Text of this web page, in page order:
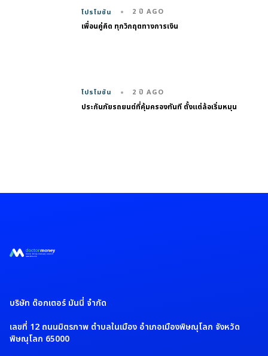
โปรโมชัน 2 ปี AGO
เพื่อนคู่คิด ทุกวิกฤตทางการเงิน
โปรโมชัน 2 ปี AGO
ประกันภัยรถยนต์ที่คุ้มครองทันที ตั้งแต่ล้อเริ่มหมุน
บริษัท ด๊อกเตอร์ มันนี่ จำกัด
เลขที่ 12 ถนนมิตรภาพ ตำบลในเมือง อำเภอเมืองพิษณุโลก จังหวัด
พิษณุโลก 65000